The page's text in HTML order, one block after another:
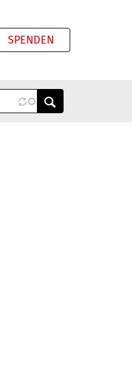
SPENDEN